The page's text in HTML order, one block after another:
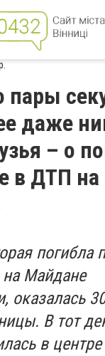
пары
даже
– о
в ДТП
погибла
Майдане
оказалась
В тот
в